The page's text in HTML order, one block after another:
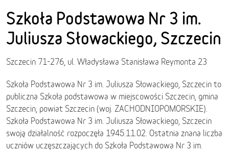
Szkoła Podstawowa Nr 3 im.
Juliusza Słowackiego, Szczecin
Szczecin 71-276, ul. Władysława Stanisława Reymonta 23
Szkoła Podstawowa Nr 3 im. Juliusza Słowackiego, Szczecin to
publiczna Szkoła podstawowa w miejscowości Szczecin, gmina
Szczecin, powiat Szczecin (woj. ZACHODNIOPOMORSKIE).
Szkoła Podstawowa Nr 3 im. Juliusza Słowackiego, Szczecin
swoją działalność rozpoczęła 1945.11.02. Ostatnia znana liczba
uczniów uczęszczających do Szkoła Podstawowa Nr 3 im.